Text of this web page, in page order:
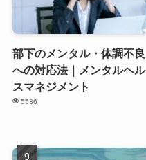
部下のメンタル・体調不良
への対応法｜メンタルヘル
スマネジメント
5536